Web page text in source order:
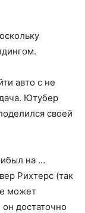
авто с не
Ютубер
своей
на …
Рихтерс (так
может
он достаточно